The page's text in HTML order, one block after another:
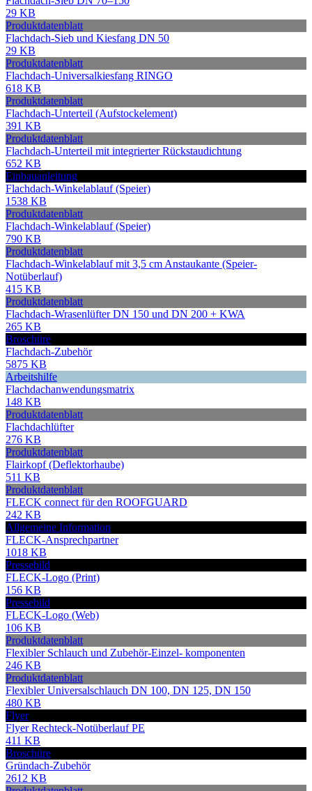
29 KB
Produktdatenblatt
Flachdach-Sieb und Kiesfang DN 50
29 KB
Produktdatenblatt
Flachdach-Universalkiesfang RINGO
618 KB
Produktdatenblatt
Flachdach-Unterteil (Aufstockelement)
391 KB
Produktdatenblatt
Flachdach-Unterteil mit integrierter Rückstaudichtung
652 KB
Einbauanleitung
Flachdach-Winkelablauf (Speier)
1538 KB
Produktdatenblatt
Flachdach-Winkelablauf (Speier)
790 KB
Produktdatenblatt
Flachdach-Winkelablauf mit 3,5 cm Anstaukante (Speier-
Notüberlauf)
415 KB
Produktdatenblatt
Flachdach-Wrasenlüfter DN 150 und DN 200 + KWA
265 KB
Broschüre
Flachdach-Zubehör
5875 KB
Arbeitshilfe
Flachdachanwendungsmatrix
148 KB
Produktdatenblatt
Flachdachlüfter
276 KB
Produktdatenblatt
Flairkopf (Deflektorhaube)
511 KB
Produktdatenblatt
FLECK connect für den ROOFGUARD
242 KB
Allgemeine Information
FLECK-Ansprechpartner
1018 KB
Pressebild
FLECK-Logo (Print)
156 KB
Pressebild
FLECK-Logo (Web)
106 KB
Produktdatenblatt
Flexibler Schlauch und Zubehör-Einzel- komponenten
246 KB
Produktdatenblatt
Flexibler Universalschlauch DN 100, DN 125, DN 150
480 KB
Flyer
Flyer Rechteck-Notüberlauf PE
411 KB
Broschüre
Gründach-Zubehör
2612 KB